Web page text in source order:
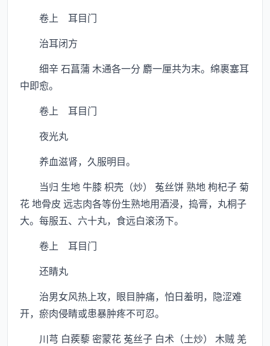
卷上 耳目门
治耳闭方
细辛 石菖蒲 木通各一分 麝一厘共为末。绵裹塞耳
中即愈。
卷上 耳目门
夜光丸
养血滋肾，久服明目。
当归 生地 牛膝 枳壳（炒） 菟丝饼 熟地 枸杞子 菊
花 地骨皮 远志肉各等份生熟地用酒浸，捣膏，丸桐子
大。每服五、六十丸，食远白滚汤下。
卷上 耳目门
还睛丸
治男女风热上攻，眼目肿痛，怕日羞明，隐涩难
开，瘀肉侵睛或患暴肿疼不可忍。
川芎 白蒺藜 密蒙花 菟丝子 白术（土炒） 木贼 羌